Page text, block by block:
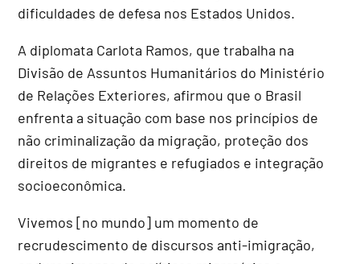
dificuldades de defesa nos Estados Unidos.
A diplomata Carlota Ramos, que trabalha na
Divisão de Assuntos Humanitários do Ministério
de Relações Exteriores, afirmou que o Brasil
enfrenta a situação com base nos princípios de
não criminalização da migração, proteção dos
direitos de migrantes e refugiados e integração
socioeconômica.
Vivemos [no mundo] um momento de
recrudescimento de discursos anti-imigração,